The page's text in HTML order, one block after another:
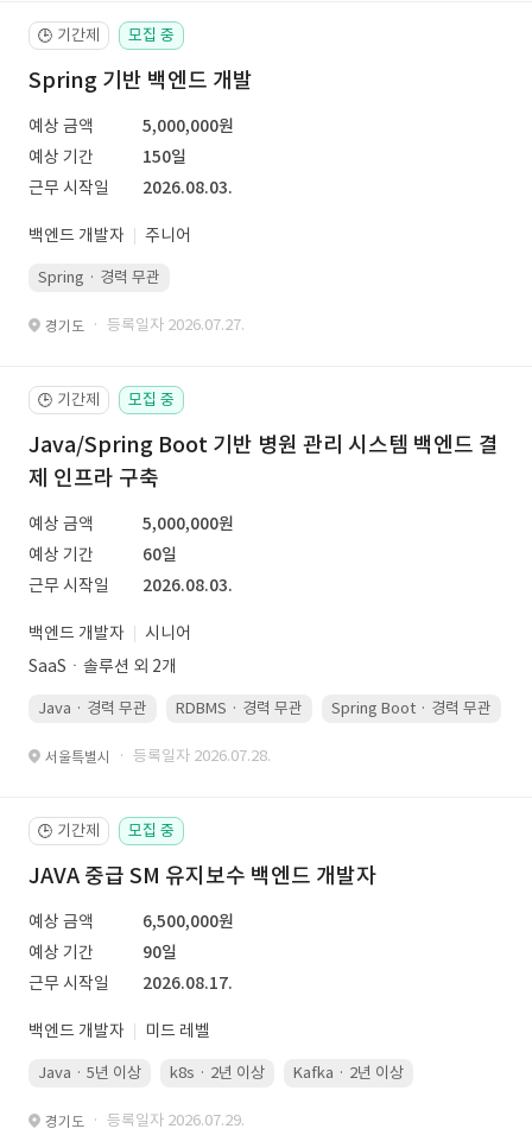
🕒 기간제 모집 중
Spring 기반 백엔드 개발
예상 금액
5,000,000원
예상 기간
150일
근무 시작일
2026.08.03.
백엔드 개발자 주니어
Spring · 경력 무관
경기도 · 등록일자 2026.07.27.
🕒 기간제 모집 중
Java/Spring Boot 기반 병원 관리 시스템 백엔드 결
제 인프라 구축
예상 금액
5,000,000원
예상 기간
60일
근무 시작일
2026.08.03.
백엔드 개발자
시니어
SaaSㆍ솔루션 외 2개
Java · 경력 무관 RDBMS · 경력 무관 Spring Boot · 경력 무관
서울특별시 · 등록일자 2026.07.28.
🕒 기간제 모집 중
JAVA 중급 SM 유지보수 백엔드 개발자
예상 금액
6,500,000원
예상 기간
90일
근무 시작일
2026.08.17.
백엔드 개발자 미드 레벨
Java · 5년 이상 k8s · 2년 이상 Kafka · 2년 이상
경기도 · 등록일자 2026.07.29.